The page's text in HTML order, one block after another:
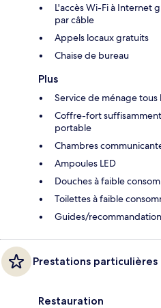
L'accès Wi-Fi à Internet
par câble
Appels locaux gratuits
Chaise de bureau
Plus
Service de ménage tous
Coffre-fort
portable
Chambres
Ampoules LED
Douches à faible
Toilettes à faible
Guides/
Prestations particulières
Restauration